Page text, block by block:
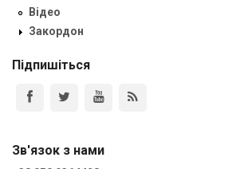
Відео
Закордон
Підпишіться
Зв'язок з нами